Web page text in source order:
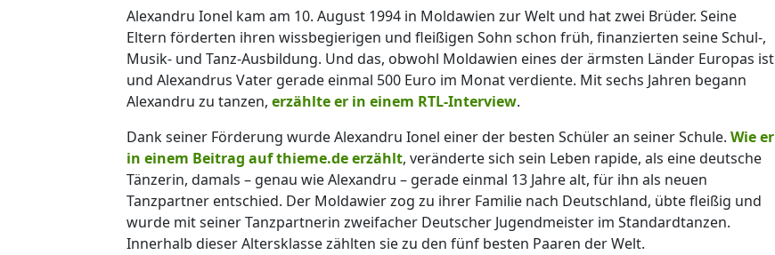
Alexandru Ionel kam am 10. August 1994 in Moldawien zur Welt und hat zwei Brüder. Seine
Eltern förderten ihren wissbegierigen und fleißigen Sohn schon früh, finanzierten seine Schul-,
Musik- und Tanz-Ausbildung. Und das, obwohl Moldawien eines der ärmsten Länder Europas ist
und Alexandrus Vater gerade einmal 500 Euro im Monat verdiente. Mit sechs Jahren begann
Alexandru zu tanzen, erzählte er in einem RTL-Interview.
Dank seiner Förderung wurde Alexandru Ionel einer der besten Schüler an seiner Schule. Wie er
in einem Beitrag auf thieme.de erzählt, veränderte sich sein Leben rapide, als eine deutsche
Tänzerin, damals – genau wie Alexandru – gerade einmal 13 Jahre alt, für ihn als neuen
Tanzpartner entschied. Der Moldawier zog zu ihrer Familie nach Deutschland, übte fleißig und
wurde mit seiner Tanzpartnerin zweifacher Deutscher Jugendmeister im Standardtanzen.
Innerhalb dieser Altersklasse zählten sie zu den fünf besten Paaren der Welt.